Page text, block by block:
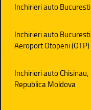
Inchirieri auto Bucuresti
Inchirieri auto Bucuresti
Aeroport Otopeni (OTP)
Inchirieri auto Chisinau,
Republica Moldova